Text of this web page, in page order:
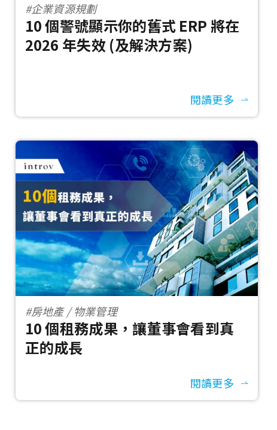
#企業資源規劃
10 個警號顯示你的舊式 ERP 將在
2026 年失效 (及解決方案)
閱讀更多
#房地產 / 物業管理
10 個租務成果，讓董事會看到真
正的成長
閱讀更多